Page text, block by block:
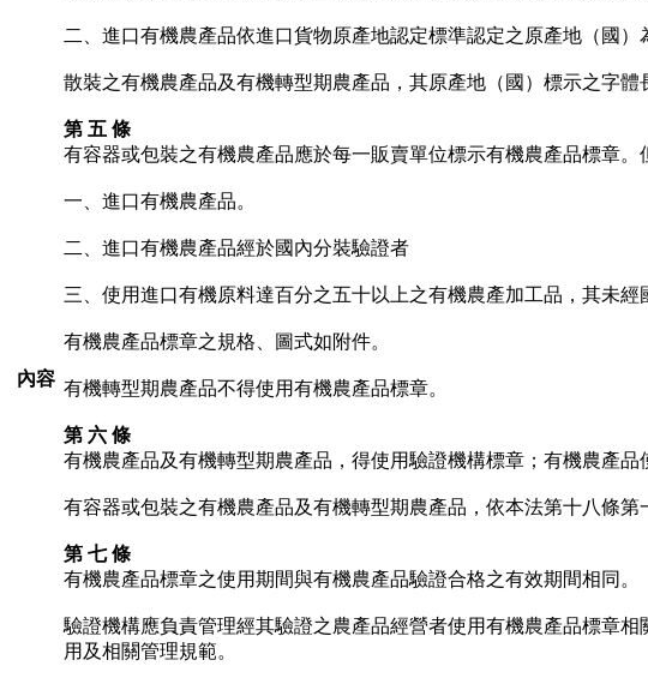
內容
二、進口有機農產品依進口貨物原產地認定標準認定之原產地（國）
散裝之有機農產品及有機轉型期農產品，其原產地（國）標示之字體
第 五 條
有容器或包裝之有機農產品應於每一販賣單位標示有機農產品標章
一、進口有機農產品。
二、進口有機農產品經於國內分裝驗證者
三、使用進口有機原料達百分之五十以上之有機農產加工品，其未經
有機農產品標章之規格、圖式如附件。
有機轉型期農產品不得使用有機農產品標章。
第 六 條
有機農產品及有機轉型期農產品，得使用驗證機構標章；有機農產
有容器或包裝之有機農產品及有機轉型期農產品，依本法第十八條
第 七 條
有機農產品標章之使用期間與有機農產品驗證合格之有效期間相同。
驗證機構應負責管理經其驗證之農產品經營者使用有機農產品標章
用及相關管理規範。